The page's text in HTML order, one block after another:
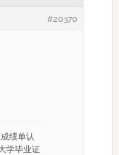
#20370
绩单认
学毕业证